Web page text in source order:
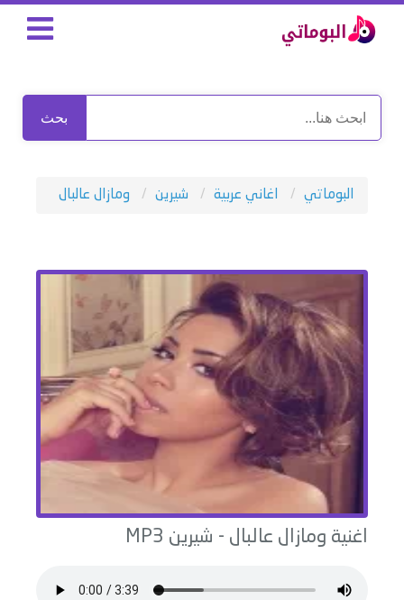
بحث
البوماتي اغاني عربية شيرين ومازال عالبال
اغنية ومازال عالبال - شيرين